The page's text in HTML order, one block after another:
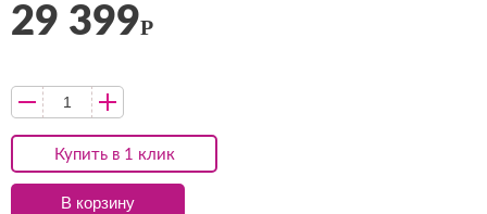
Купить в 1 клик
29 399Р
В корзину